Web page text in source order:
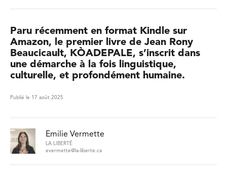
Paru récemment en format Kindle sur
Amazon, le premier livre de Jean Rony
Beaucicault, KÒADEPALE, s’inscrit dans
une démarche à la fois linguistique,
culturelle, et profondément humaine.
Publié le 17 août 2025
Emilie Vermette
LA LIBERTÉ
evermette@la-liberte.ca